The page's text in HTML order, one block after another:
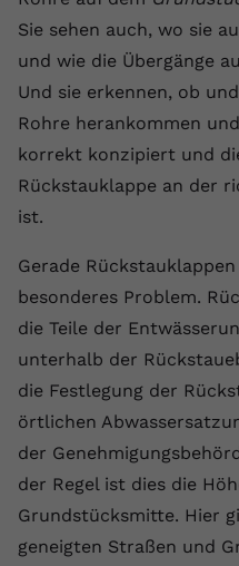
Sie sehen auch, wo sie
und wie die Übergänge
Und sie erkennen, ob
Rohre herankommen
korrekt konzipiert und
Rückstauklappe an der
ist.
Gerade
besonderes Problem.
die Teile der
unterhalb der
die Festlegung der
örtlichen
der
der Regel ist dies die
Grundstücksmitte. Hier
geneigten Straßen und
Name
Anbieter
Laufzeit Session
Dieser
registriert
gesehen
Anbieter
Laufzeit Session
Zweck
Dieser von
registriert
Daten